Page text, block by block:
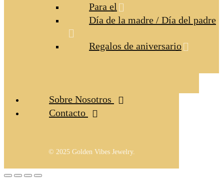
Para el
Día de la madre / Día del padre
Regalos de aniversario
Sobre Nosotros
Contacto
© 2025 Golden Vibes Jewelry.